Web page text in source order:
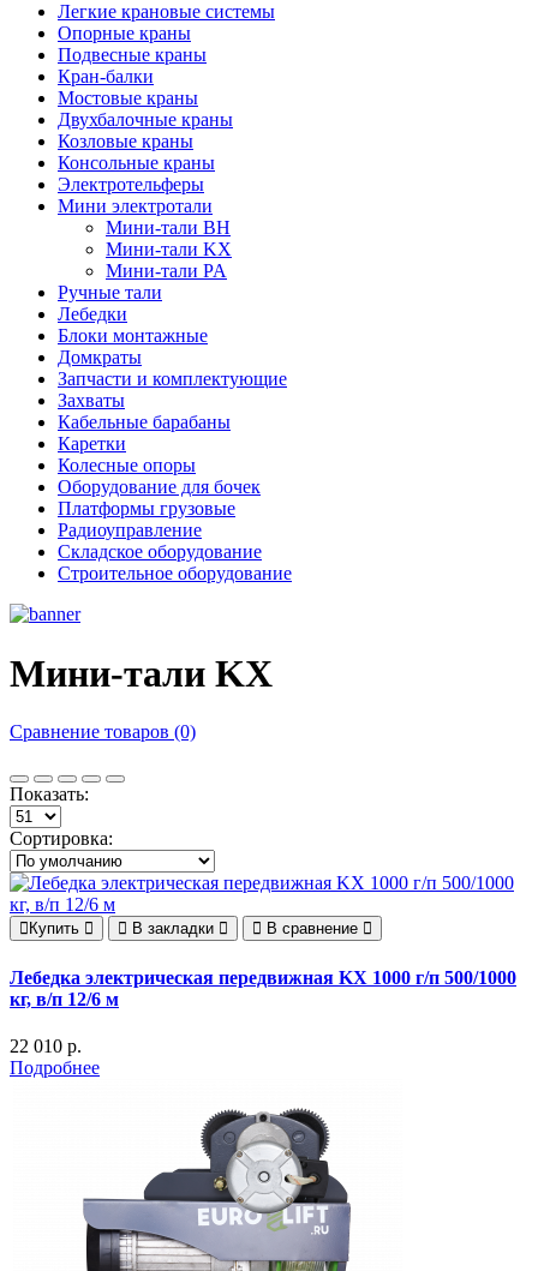
Легкие крановые системы
Опорные краны
Подвесные краны
Кран-балки
Мостовые краны
Двухбалочные краны
Козловые краны
Консольные краны
Электротельферы
Мини электротали
Мини-тали BH
Мини-тали KX
Мини-тали PA
Ручные тали
Лебедки
Блоки монтажные
Домкраты
Запчасти и комплектующие
Захваты
Кабельные барабаны
Каретки
Колесные опоры
Оборудование для бочек
Платформы грузовые
Радиоуправление
Складское оборудование
Строительное оборудование
Мини-тали KX
Сравнение товаров (0)
Показать:
Сортировка:
Купить В закладки В сравнение
Лебедка электрическая передвижная KX 1000 г/п 500/1000
кг, в/п 12/6 м
22 010 р.
Подробнее